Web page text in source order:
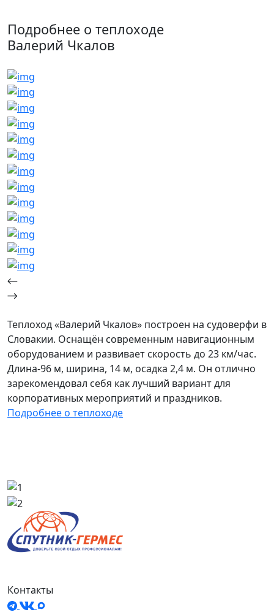
Подробнее о теплоходе
Валерий Чкалов
Теплоход «Валерий Чкалов» построен на судоверфи в
Словакии. Оснащён современным навигационным
оборудованием и развивает скорость до 23 км/час.
Длина-96 м, ширина, 14 м, осадка 2,4 м. Он отлично
зарекомендовал себя как лучший вариант для
корпоративных мероприятий и праздников.
Подробнее о теплоходе
Контакты